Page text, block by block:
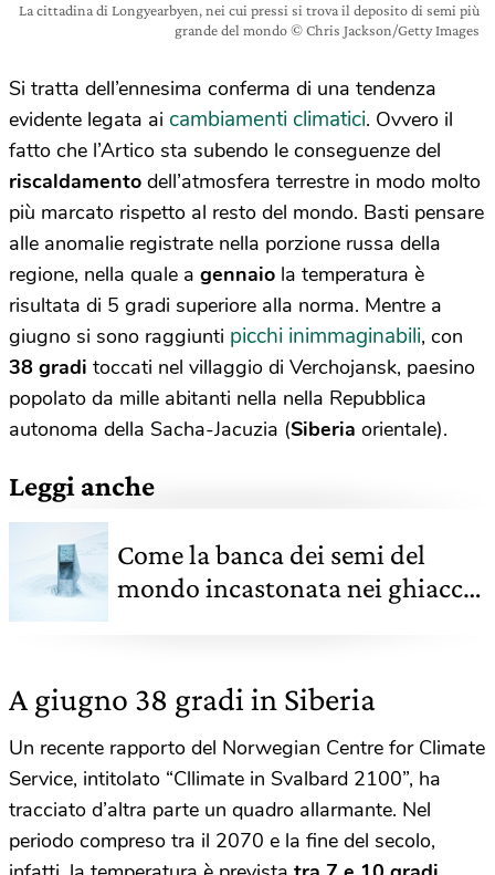
La cittadina di Longyearbyen, nei cui pressi si trova il deposito di semi più
grande del mondo © Chris Jackson/Getty Images
Si tratta dell’ennesima conferma di una tendenza
evidente legata ai cambiamenti climatici. Ovvero il
fatto che l’Artico sta subendo le conseguenze del
riscaldamento dell’atmosfera terrestre in modo molto
più marcato rispetto al resto del mondo. Basti pensare
alle anomalie registrate nella porzione russa della
regione, nella quale a gennaio la temperatura è
risultata di 5 gradi superiore alla norma. Mentre a
giugno si sono raggiunti picchi inimmaginabili, con
38 gradi toccati nel villaggio di Verchojansk, paesino
popolato da mille abitanti nella nella Repubblica
autonoma della Sacha-Jacuzia (Siberia orientale).
Leggi anche
Come la banca dei semi del
mondo incastonata nei ghiacci
A giugno 38 gradi in Siberia
Un recente rapporto del Norwegian Centre for Climate
Service, intitolato “Cllimate in Svalbard 2100”, ha
tracciato d’altra parte un quadro allarmante. Nel
periodo compreso tra il 2070 e la fine del secolo,